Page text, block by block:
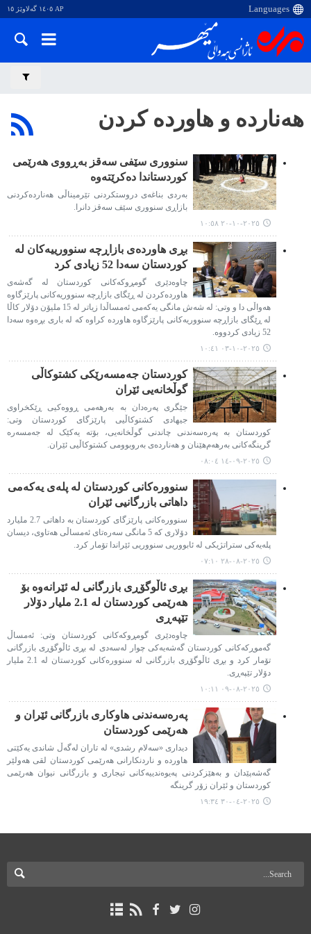
AP ١٤٠٥ گەلاوێژ ١٥
هەناردە و هاوردە کردن
سنووری سێفی سەقز بەڕووی هەرێمی
کوردستاندا دەکرێتەوە
بەردی بناغەی دروستکردنی تێرمیناڵی هەناردەکردنی
بازاڕی سنووری سێف سەقز دانرا.
٢٠٢٥-١٠-٢٠ ١٠:٥٨
بڕی هاوردەی بازاڕچە سنوورییەکان لە
کوردستان سەدا 52 زیادی کرد
چاوەدێری گومڕوکەکانی کوردستان لە گەشەی
هاوردەکردن لە ڕێگای بازاڕچە سنووریەکانی پارێزگاوە
هەواڵی دا و وتی: لە شەش مانگی یەکەمی ئەمساڵدا زیاتر لە 15 ملیۆن دۆلار کاڵا
لە ڕێگای بازاڕچە سنووریەکانی پارێزگاوە هاوردە کراوە کە لە باری بڕەوە سەدا
52 زیادی کردووە.
٢٠٢٥-١٠-٠٣ ١٠:٤١
کوردستان جەمسەرێکی کشتوکاڵی
گوڵخانەیی ئێران
جێگری پەرەدان بە بەرهەمی ڕووەکیی ڕێکخراوی
جیهادی کشتوکاڵیی پارێزگای کوردستان وتی:
کوردستان بە پەرەسەندنی چاندنی گوڵخانەیی، بۆتە یەکێک لە جەمسەرە
گرینگەکانی بەرهەم‌هێنان و هەناردەی بەروبوومی کشتوکاڵیی ئێران.
٢٠٢٥-٠٩-١٤ ٠٨:٠٤
سنوورەکانی کوردستان لە پلەی یەکەمی
داهاتی بازرگانیی ئێران
سنوورەکانی پارێزگای کوردستان بە داهاتی 2.7 ملیارد
دۆلاری کە 5 مانگی سەرەتای ئەمساڵی هەتاوی، دیسان
پلەیەکی ستراتژیکی لە ئابووریی سنووریی ئێراندا تۆمار کرد.
٢٠٢٥-٠٨-٢٨ ٠٧:١٠
بڕی ئاڵوگۆڕی بازرگانی لە ئێرانەوە بۆ
هەرێمی کوردستان لە 2.1 ملیار دۆلار
تێپەڕی
چاوەدێری گومڕوکەکانی کوردستان وتی: ئەمساڵ
گەموڕکەکانی کوردستان گەشەیەکی چوار لەسەدی لە بڕی ئاڵوگۆڕی بازرگانی
تۆمار کرد و بڕی ئاڵوگۆڕی بازرگانی لە سنوورەکانی کوردستان لە 2.1 ملیار
دۆلار تێپەڕی.
٢٠٢٥-٠٨-٠٩ ١٠:١١
پەرەسەندنی هاوکاری بازرگانی ئێران و
هەرێمی کوردستان
دیداری «سەلام رشدی» له‌ تاران له‌گه‌ڵ شاندی یەکێتی
هاوردە و ناردنکارانی هەرێمی کوردستان لقی هەولێر
گه‌شه‌پێدان و به‌هێزکردنی په‌یوه‌ندییه‌کانی تیجاری و بازرگانی نیوان هه‌رێمی
کوردستان و ئێران زۆر گرینگه
٢٠٢٥-٠٤-٣٠ ١٩:٣٤